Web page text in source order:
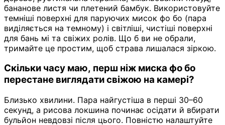
бананове листя чи плетений бамбук. Використовуйте
темніші поверхні для паруючих мисок фо бо (пара
виділяється на темному) і світліші, чистіші поверхні
для бань мі та свіжих ролів. Що б ви не обрали,
тримайте це простим, щоб страва лишалася зіркою.
Скільки часу маю, перш ніж миска фо бо
перестане виглядати свіжою на камері?
Близько хвилини. Пара найгустіша в перші 30–60
секунд, а рисова локшина починає осідати й вбирати
бульйон невдовзі після цього. Повністю налаштуйте